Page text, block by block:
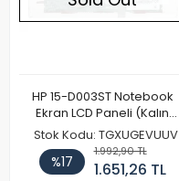
HP 15-D003ST Notebook
Ekran LCD Paneli (Kalın
Kasa)
Stok Kodu: TGXUGEVUUV
%17
1.992,90 TL
1.651,26 TL